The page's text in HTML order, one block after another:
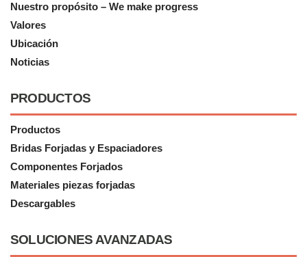
Nuestro propósito – We make progress
Valores
Ubicación
Noticias
PRODUCTOS
Productos
Bridas Forjadas y Espaciadores
Componentes Forjados
Materiales piezas forjadas
Descargables
SOLUCIONES AVANZADAS